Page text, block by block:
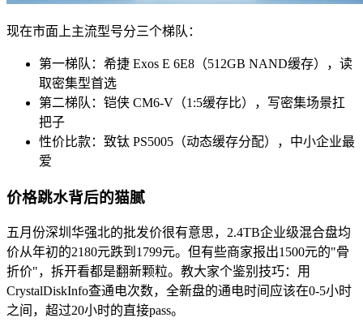
现在市面上主流型号分三个梯队：
第一梯队：希捷 Exos E 6E8（512GB NAND缓存），读
取密集型首选
第二梯队：铠侠 CM6-V（1:5缓存比），写密集场景扛
把子
性价比款：致钛 PS5005（动态缓存分配），中小企业最
爱
价格跳水背后的猫腻
五月份深圳华强北的批发价很有意思，2.4TB企业级混合盘均
价从年初的2180元跌到1799元。但有些商家报出1500元的"骨
折价"，拆开看都是翻新颗粒。教大家个鉴别技巧：用
CrystalDiskInfo查通电次数，全新盘的通电时间应该在0-5小时
之间，超过20小时的直接pass。